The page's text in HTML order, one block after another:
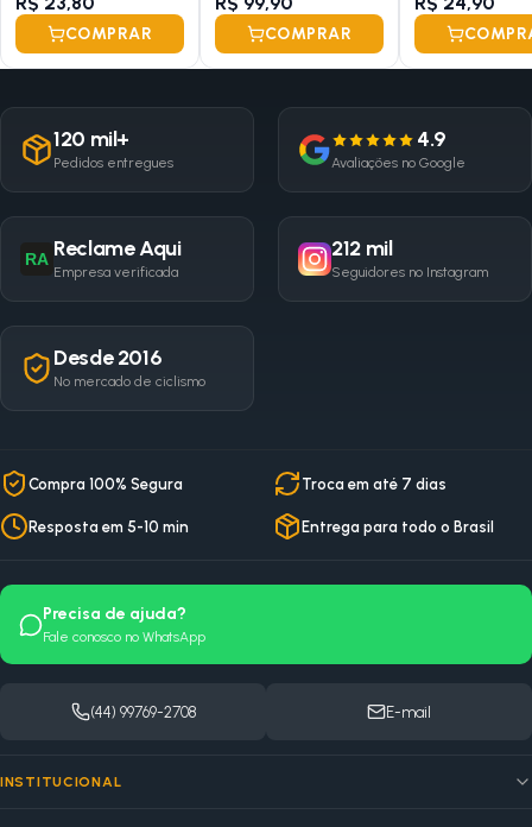
COMPRAR COMPRAR
120 mil+
Pedidos entregues
4.9
Avaliações no Google
RA Reclame Aqui
Empresa verificada
212 mil
Seguidores no Instagram
Desde 2016
No mercado de ciclismo
Compra 100% Segura Troca em até 7 dias
Resposta em 5-10 min Entrega para todo o Brasil
Precisa de ajuda?
Fale conosco no WhatsApp
(44) 99769-2708 E-mail
INSTITUCIONAL